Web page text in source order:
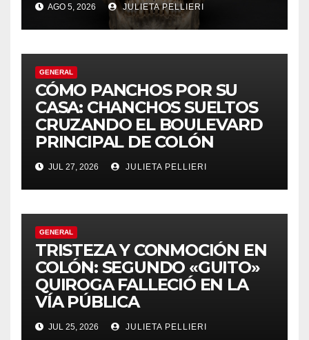
AGO 5, 2026 JULIETA PELLIERI
GENERAL
CÓMO PANCHOS POR SU
CASA: CHANCHOS SUELTOS
CRUZANDO EL BOULEVARD
PRINCIPAL DE COLÓN
JUL 27, 2026 JULIETA PELLIERI
GENERAL
TRISTEZA Y CONMOCIÓN EN
COLÓN: SEGUNDO «GUITO»
QUIROGA FALLECIÓ EN LA
VÍA PÚBLICA
JUL 25, 2026 JULIETA PELLIERI